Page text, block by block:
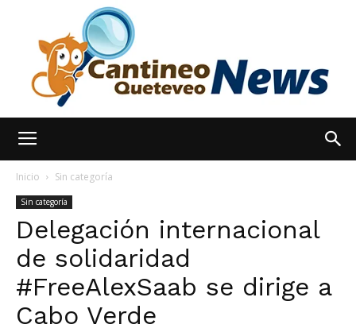
Noticias
hoy
Inicio Sin categoría
Sin categoría
Delegación internacional
de solidaridad
#FreeAlexSaab se dirige a
Cabo Verde